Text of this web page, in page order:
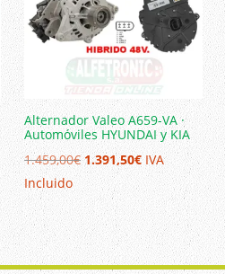
Alternador Valeo A659-VA ·
Automóviles HYUNDAI y KIA
1.459,00€El
precio
original
era:
1.459,00€.
1.391,50€El
precio
actual
es:
1.391,50€.
IVA
Incluido